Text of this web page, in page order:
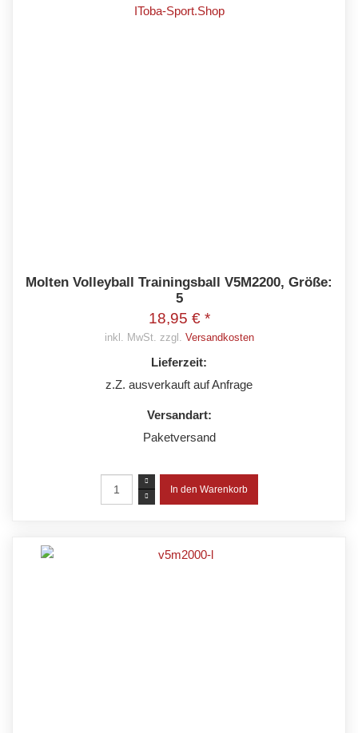
Molten Volleyball Trainingsball V5M2200, Größe:
5
18,95 € *
inkl. MwSt. zzgl. Versandkosten
Lieferzeit:
z.Z. ausverkauft auf Anfrage
Versandart:
Paketversand